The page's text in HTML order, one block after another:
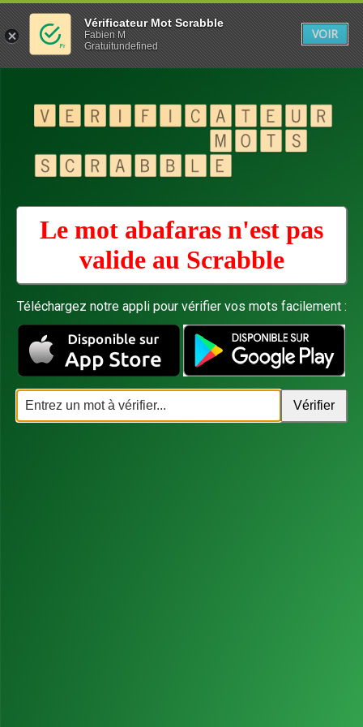
Le mot abafaras n'est pas
valide au Scrabble
Téléchargez notre appli pour vérifier vos mots facilement :
Vérificateur Mot Scrabble
Fabien M
Gratuitundefined
VOIR